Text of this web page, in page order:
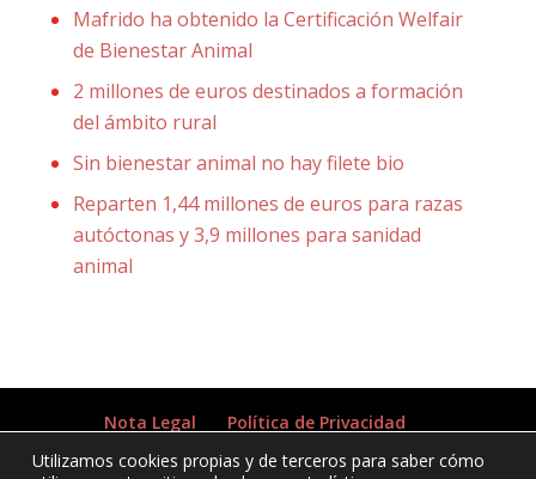
Mafrido ha obtenido la Certificación Welfair
de Bienestar Animal
2 millones de euros destinados a formación
del ámbito rural
Sin bienestar animal no hay filete bio
Reparten 1,44 millones de euros para razas
autóctonas y 3,9 millones para sanidad
animal
Nota Legal
Política de Privacidad
Política de Cookies
Utilizamos cookies propias y de terceros para saber cómo